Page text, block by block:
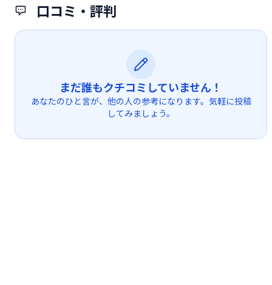
口コミ・評判
まだ誰もクチコミしていません！
あなたのひと言が、他の人の参考になります。気軽に投稿
してみましょう。